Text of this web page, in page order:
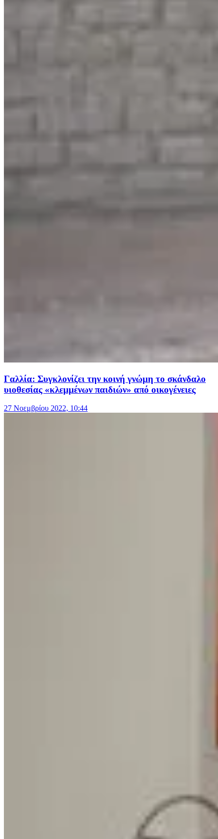
Γαλλία: Συγκλονίζει την κοινή γνώμη το σκάνδαλο
υιοθεσίας «κλεμμένων παιδιών» από οικογένειες
27 Νοεμβρίου 2022, 10:44